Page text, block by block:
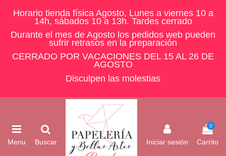
Horario tienda física Agosto, Lunes a viernes 10 a
14h, sábados 10 a 13h. Tardes cerrado
Durante el mes de Agosto los pedidos web pueden
sufrir retrasos en la preparación
CERRADO POR VACACIONES DEL 15 AL 26 DE
AGOSTO
Disculpen las molestias
Menu Buscar Iniciar sesión
0
Carrito